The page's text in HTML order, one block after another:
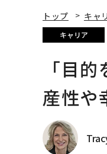
トップ キャ
キャリア
「目
産性や